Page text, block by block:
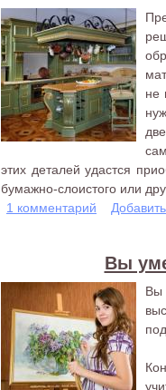
не
этих деталей удастся
бумажно-слоистого или
1 комментарий
Вы
Вы